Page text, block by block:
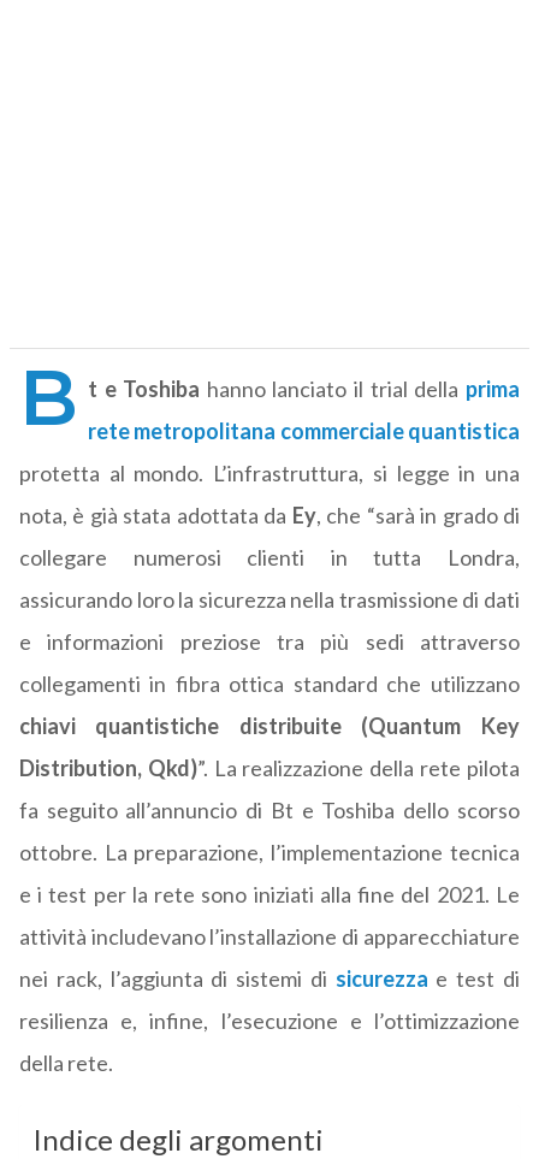
B t e Toshiba hanno lanciato il trial della prima
rete metropolitana commerciale quantistica
protetta al mondo. L’infrastruttura, si legge in una
nota, è già stata adottata da Ey, che “sarà in grado di
collegare numerosi clienti in tutta Londra,
assicurando loro la sicurezza nella trasmissione di dati
e informazioni preziose tra più sedi attraverso
collegamenti in fibra ottica standard che utilizzano
chiavi quantistiche distribuite (Quantum Key
Distribution, Qkd)”. La realizzazione della rete pilota
fa seguito all’annuncio di Bt e Toshiba dello scorso
ottobre. La preparazione, l’implementazione tecnica
e i test per la rete sono iniziati alla fine del 2021. Le
attività includevano l’installazione di apparecchiature
nei rack, l’aggiunta di sistemi di sicurezza e test di
resilienza e, infine, l’esecuzione e l’ottimizzazione
della rete.
Indice degli argomenti